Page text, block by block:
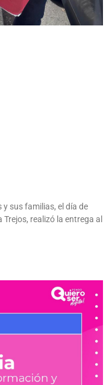
sus familias, el día de
realizó la entrega al